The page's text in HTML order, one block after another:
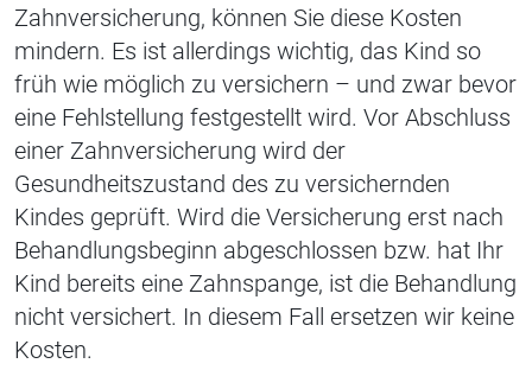
Zahnversicherung, können Sie diese Kosten
mindern. Es ist allerdings wichtig, das Kind so
früh wie möglich zu versichern – und zwar bevor
eine Fehlstellung festgestellt wird. Vor Abschluss
einer Zahnversicherung wird der
Gesundheitszustand des zu versichernden
Kindes geprüft. Wird die Versicherung erst nach
Behandlungsbeginn abgeschlossen bzw. hat Ihr
Kind bereits eine Zahnspange, ist die Behandlung
nicht versichert. In diesem Fall ersetzen wir keine
Kosten.